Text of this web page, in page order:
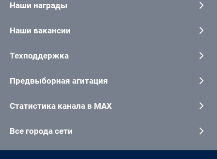
Наши награды
Наши вакансии
Техподдержка
Предвыборная агитация
Статистика канала в MAX
Все города сети